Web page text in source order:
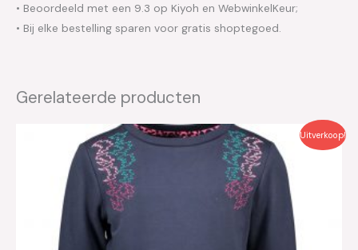
• Beoordeeld met een 9.3 op Kiyoh en WebwinkelKeur;
• Bij elke bestelling sparen voor gratis shoptegoed.
Gerelateerde producten
Uitverkoop!
Oorspronkelijke
was:
€29.95.
Huidige
prijs
is:
€15.00.